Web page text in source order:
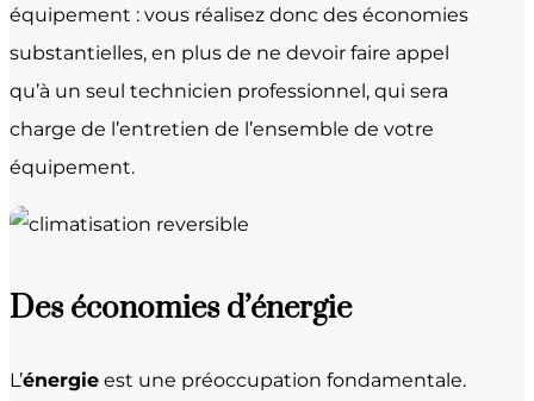
équipement : vous réalisez donc des économies
substantielles, en plus de ne devoir faire appel
qu’à un seul technicien professionnel, qui sera
charge de l’entretien de l’ensemble de votre
équipement.
Des économies d’énergie
L’énergie est une préoccupation fondamentale.